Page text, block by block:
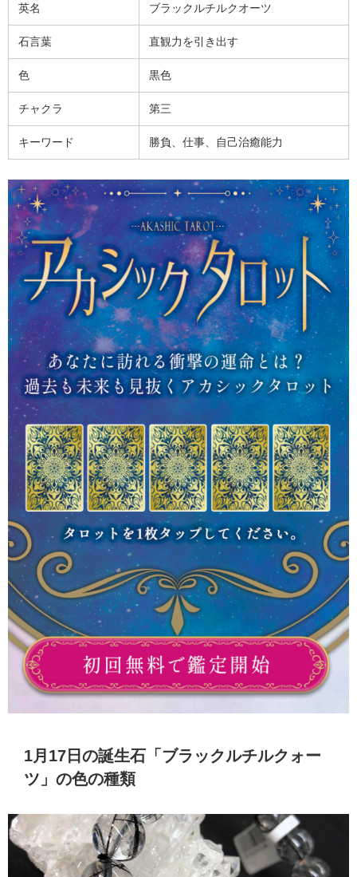
英名 ブラックルチルクオーツ
石言葉 直観力を引き出す
色 黒色
チャクラ 第三
キーワード 勝負、仕事、自己治癒能力
1月17日の誕生石「ブラックルチルクォー
ツ」の色の種類